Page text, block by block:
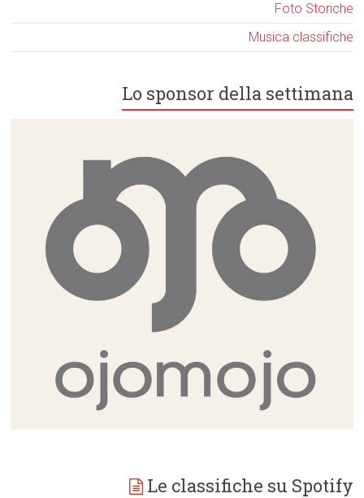
Foto Storiche
Musica classifiche
Lo sponsor della settimana
Le classifiche su Spotify